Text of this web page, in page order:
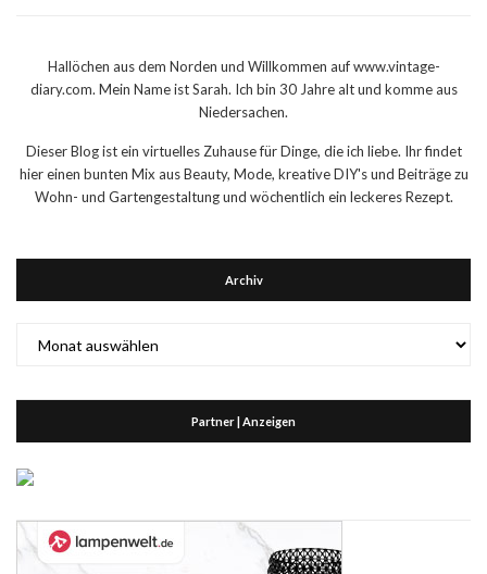
Hallöchen aus dem Norden und Willkommen auf www.vintage-
diary.com. Mein Name ist Sarah. Ich bin 30 Jahre alt und komme aus
Niedersachen.
Dieser Blog ist ein virtuelles Zuhause für Dinge, die ich liebe. Ihr findet
hier einen bunten Mix aus Beauty, Mode, kreative DIY's und Beiträge zu
Wohn- und Gartengestaltung und wöchentlich ein leckeres Rezept.
Archiv
Partner | Anzeigen